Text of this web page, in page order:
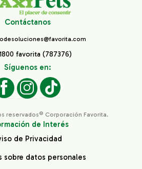
Contáctanos
1800 favorita (787376)
Síguenos en:
reservados® Corporación Favorita.
de Interés
de Privacidad
sobre datos personales